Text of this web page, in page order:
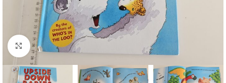
Faceți click pentru a mări